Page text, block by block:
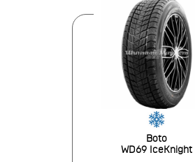
Boto
WD69 IceKnight